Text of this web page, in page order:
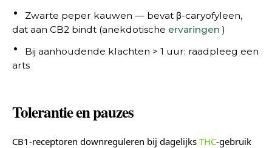
Zwarte peper kauwen — bevat β-caryofyleen,
dat aan CB2 bindt (anekdotische ervaringen )
Bij aanhoudende klachten > 1 uur: raadpleeg een
arts
Tolerantie en pauzes
CB1-receptoren downreguleren bij dagelijks THC-gebruik